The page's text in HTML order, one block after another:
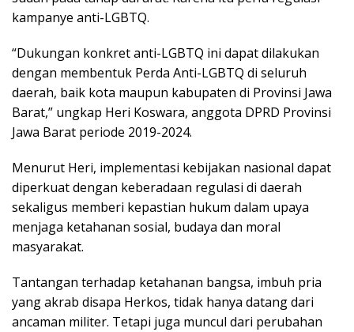
kampanye anti-LGBTQ.
“Dukungan konkret anti-LGBTQ ini dapat dilakukan
dengan membentuk Perda Anti-LGBTQ di seluruh
daerah, baik kota maupun kabupaten di Provinsi Jawa
Barat,” ungkap Heri Koswara, anggota DPRD Provinsi
Jawa Barat periode 2019-2024.
Menurut Heri, implementasi kebijakan nasional dapat
diperkuat dengan keberadaan regulasi di daerah
sekaligus memberi kepastian hukum dalam upaya
menjaga ketahanan sosial, budaya dan moral
masyarakat.
Tantangan terhadap ketahanan bangsa, imbuh pria
yang akrab disapa Herkos, tidak hanya datang dari
ancaman militer. Tetapi juga muncul dari perubahan